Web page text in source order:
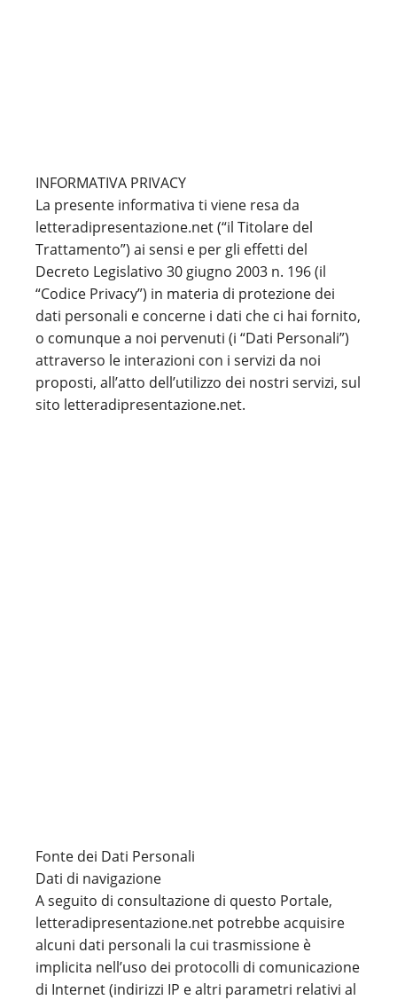
INFORMATIVA PRIVACY
La presente informativa ti viene resa da
letteradipresentazione.net (“il Titolare del
Trattamento”) ai sensi e per gli effetti del
Decreto Legislativo 30 giugno 2003 n. 196 (il
“Codice Privacy”) in materia di protezione dei
dati personali e concerne i dati che ci hai fornito,
o comunque a noi pervenuti (i “Dati Personali”)
attraverso le interazioni con i servizi da noi
proposti, all’atto dell’utilizzo dei nostri servizi, sul
sito letteradipresentazione.net.
Fonte dei Dati Personali
Dati di navigazione
A seguito di consultazione di questo Portale,
letteradipresentazione.net potrebbe acquisire
alcuni dati personali la cui trasmissione è
implicita nell’uso dei protocolli di comunicazione
di Internet (indirizzi IP e altri parametri relativi al